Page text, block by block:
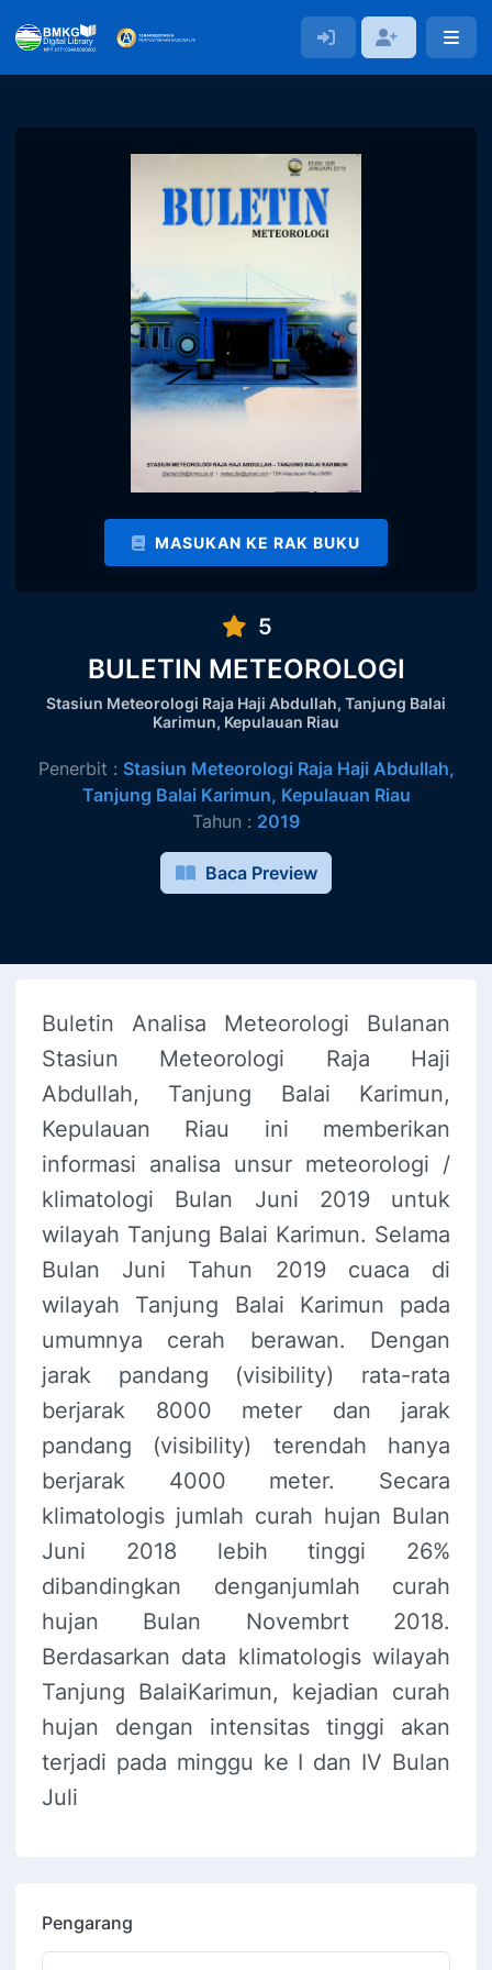
MASUKAN KE RAK BUKU
5
BULETIN METEOROLOGI
Stasiun Meteorologi Raja Haji Abdullah, Tanjung Balai
Karimun, Kepulauan Riau
Penerbit : Stasiun Meteorologi Raja Haji Abdullah,
Tanjung Balai Karimun, Kepulauan Riau
Tahun : 2019
Baca Preview
Buletin Analisa Meteorologi Bulanan
Stasiun Meteorologi Raja Haji
Abdullah, Tanjung Balai Karimun,
Kepulauan Riau ini memberikan
informasi analisa unsur meteorologi /
klimatologi Bulan Juni 2019 untuk
wilayah Tanjung Balai Karimun. Selama
Bulan Juni Tahun 2019 cuaca di
wilayah Tanjung Balai Karimun pada
umumnya cerah berawan. Dengan
jarak pandang (visibility) rata-rata
berjarak 8000 meter dan jarak
pandang (visibility) terendah hanya
berjarak 4000 meter. Secara
klimatologis jumlah curah hujan Bulan
Juni 2018 lebih tinggi 26%
dibandingkan denganjumlah curah
hujan Bulan Novembrt 2018.
Berdasarkan data klimatologis wilayah
Tanjung BalaiKarimun, kejadian curah
hujan dengan intensitas tinggi akan
terjadi pada minggu ke I dan IV Bulan
Juli
Pengarang